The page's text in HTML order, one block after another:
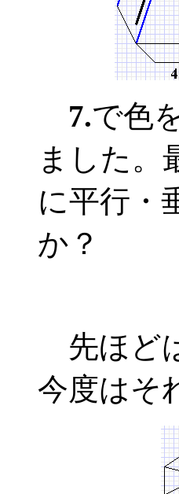
7.で色
ました。
に平行・
か？
先ほど
今度はそ